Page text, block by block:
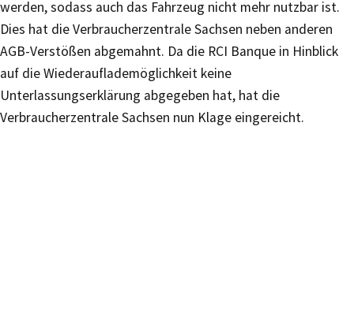
werden, sodass auch das Fahrzeug nicht mehr nutzbar ist.
Dies hat die Verbraucherzentrale Sachsen neben anderen
AGB-Verstößen abgemahnt. Da die RCI Banque in Hinblick
auf die Wiederauflademöglichkeit keine
Unterlassungserklärung abgegeben hat, hat die
Verbraucherzentrale Sachsen nun Klage eingereicht.